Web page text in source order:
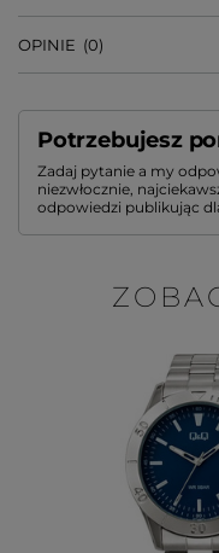
OPINIE (0)
Potrzebujesz
Zadaj pytanie a my
niezwłocznie,
odpowiedzi publikując